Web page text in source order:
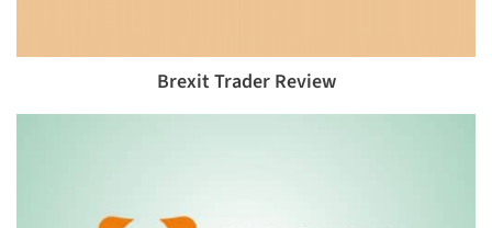
Brexit Trader Review